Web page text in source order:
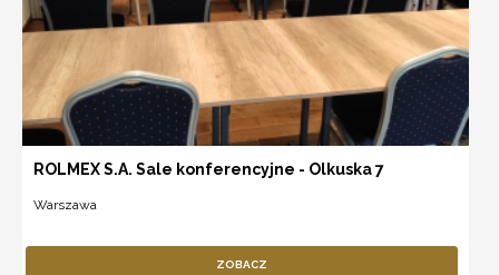
ROLMEX S.A. Sale konferencyjne - Olkuska 7
Warszawa
ZOBACZ